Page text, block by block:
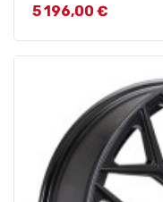
Prix
5 196,00 €